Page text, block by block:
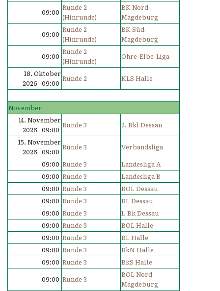
09:00
Runde 2
(Hinrunde)
BK Nord
Magdeburg
09:00
Runde 2
(Hinrunde)
BK Süd
Magdeburg
09:00
Runde 2
(Hinrunde)
Ohre-Elbe-Liga
18. Oktober
2026 09:00
Runde 2 KLS Halle
November
14. November
2026 09:00
Runde 3
2. Bkl Dessau
15. November
2026 09:00
Runde 3
Verbandsliga
09:00 Runde 3
Landesliga A
09:00 Runde 3
Landesliga B
09:00 Runde 3
BOL Dessau
09:00 Runde 3
BL Dessau
09:00 Runde 3
1. Bk Dessau
09:00 Runde 3
BOL Halle
09:00 Runde 3
BL Halle
09:00 Runde 3
BkN Halle
09:00 Runde 3
BkS Halle
09:00 Runde 3
BOL Nord
Magdeburg